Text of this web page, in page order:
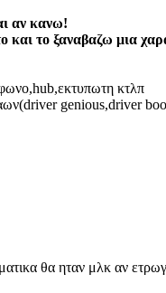
αν κανω!
και το ξαναβαζω μια
κτλπ
genious,driver
θα ηταν μλκ αν